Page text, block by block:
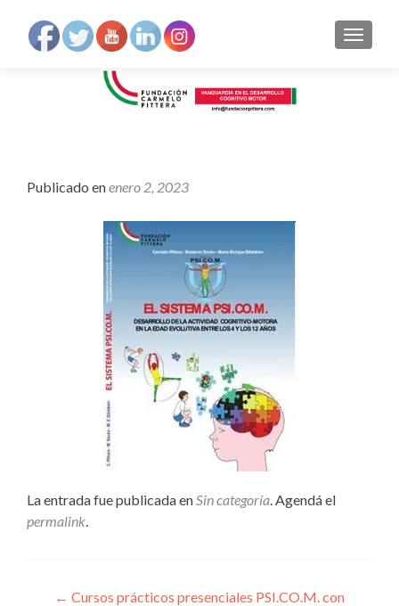
Publicado enenero 2, 2023
La entrada fue publicada en Sin categoría . Agendá el
permalink
← Cursos prácticos presenciales PSI.CO.M. con